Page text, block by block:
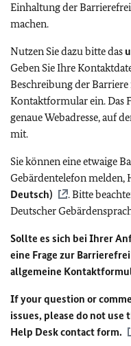
Einhaltung der
machen.
Nutzen Sie dazu bitte das
Geben Sie Ihre
Beschreibung der
Kontaktformular ein. Das
genaue Webadresse, auf
mit.
Sie können eine etwaige
Gebärdentelefon melden,
Deutsch)
. Bitte
Deutscher
Sollte es sich bei Ihrer
eine Frage zur
allgemeine
If your question or
issues, please do not
Help Desk contact form.